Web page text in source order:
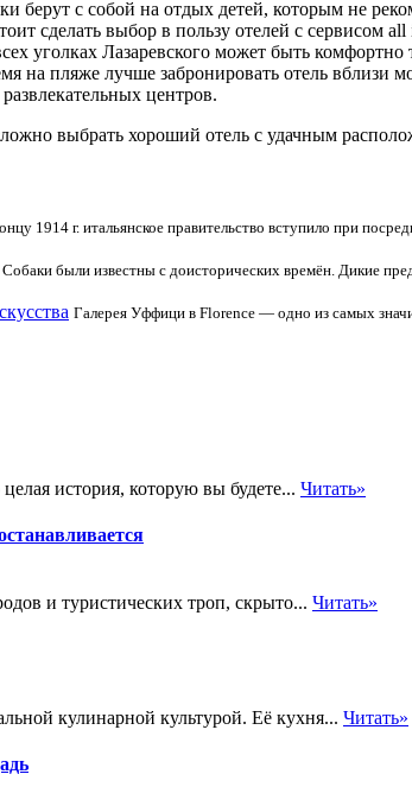
берут с собой на отдых детей, которым не
сделать выбор в пользу отелей с сервисом all
уголках Лазаревского может быть
на пляже лучше забронировать отель
центров.
выбрать хороший отель с удачным
1914 г. итальянское правительство вступило при
Собаки были известны с доисторических времён. Дикие
Галерея Уффици в Florence — одно из самых
история, которую вы будете... Читать»
и туристических троп, скрыто... Читать»
кулинарной культурой. Её кухня... Читать»